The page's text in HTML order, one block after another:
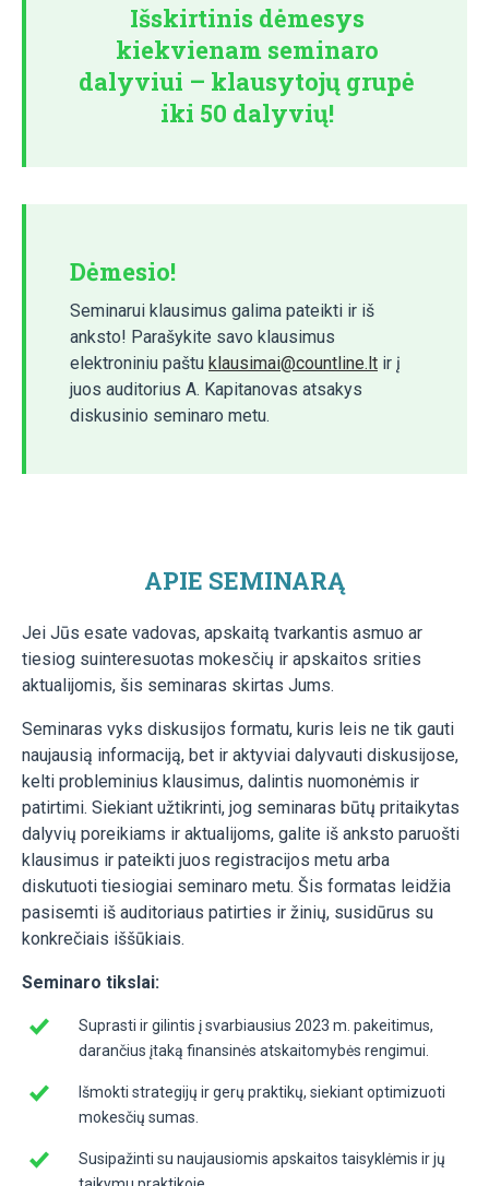
Išskirtinis dėmesys
kiekvienam seminaro
dalyviui – klausytojų grupė
iki 50 dalyvių!
Dėmesio!
Seminarui klausimus galima pateikti ir iš
anksto! Parašykite savo klausimus
elektroniniu paštu klausimai@countline.lt ir į
juos auditorius A. Kapitanovas atsakys
diskusinio seminaro metu.
APIE SEMINARĄ
Jei Jūs esate vadovas, apskaitą tvarkantis asmuo ar
tiesiog suinteresuotas mokesčių ir apskaitos srities
aktualijomis, šis seminaras skirtas Jums.
Seminaras vyks diskusijos formatu, kuris leis ne tik gauti
naujausią informaciją, bet ir aktyviai dalyvauti diskusijose,
kelti probleminius klausimus, dalintis nuomonėmis ir
patirtimi. Siekiant užtikrinti, jog seminaras būtų pritaikytas
dalyvių poreikiams ir aktualijoms, galite iš anksto paruošti
klausimus ir pateikti juos registracijos metu arba
diskutuoti tiesiogiai seminaro metu. Šis formatas leidžia
pasisemti iš auditoriaus patirties ir žinių, susidūrus su
konkrečiais iššūkiais.
Seminaro tikslai:
Suprasti ir gilintis į svarbiausius 2023 m. pakeitimus,
darančius įtaką finansinės atskaitomybės rengimui.
Išmokti strategijų ir gerų praktikų, siekiant optimizuoti
mokesčių sumas.
Susipažinti su naujausiomis apskaitos taisyklėmis ir jų